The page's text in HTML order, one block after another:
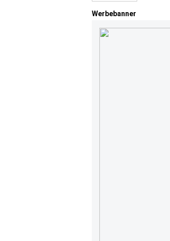
Werbebanner